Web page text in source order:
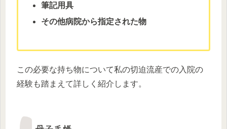
筆記用具
その他病院から指定された物
この必要な持ち物について私の切迫流産での入院の
経験も踏まえて詳しく紹介します。